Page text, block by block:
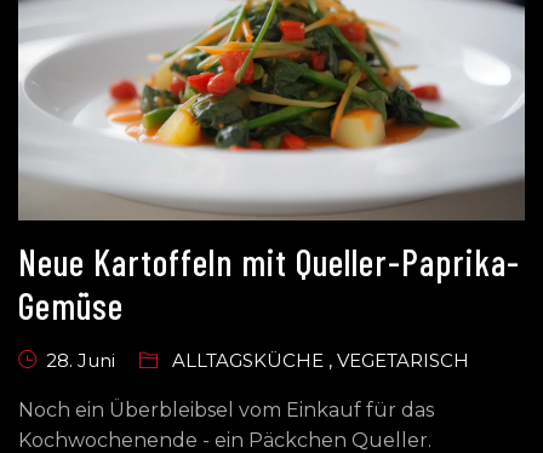
Neue Kartoffeln mit Queller-Paprika-
Gemüse
28. Juni ALLTAGSKÜCHE , VEGETARISCH
Noch ein Überbleibsel vom Einkauf für das
Kochwochenende - ein Päckchen Queller.